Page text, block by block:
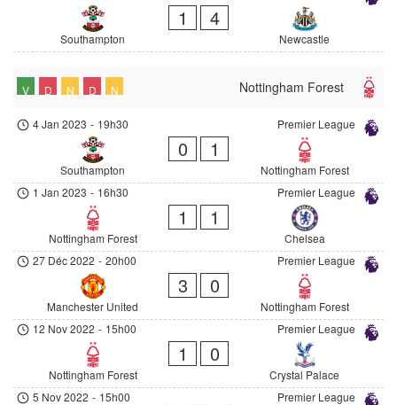
Southampton
1 4
Newcastle
Nottingham Forest
V D N D N
Premier League
4 Jan 2023 - 19h30
Southampton
0 1
Nottingham Forest
Premier League
1 Jan 2023 - 16h30
Nottingham Forest
1 1
Chelsea
Premier League
27 Déc 2022 - 20h00
Manchester United
3 0
Nottingham Forest
Premier League
12 Nov 2022 - 15h00
Nottingham Forest
1 0
Crystal Palace
Premier League
5 Nov 2022 - 15h00